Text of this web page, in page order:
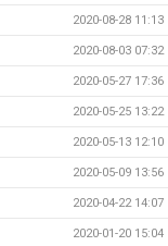
2020-08-28 11:13
2020-08-03 07:32
2020-05-27 17:36
2020-05-25 13:22
2020-05-13 12:10
2020-05-09 13:56
2020-04-22 14:07
2020-01-20 15:04